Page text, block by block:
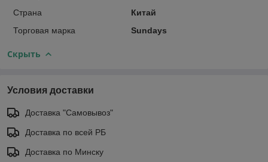
Страна
Китай
Торговая марка
Sundays
Скрыть
Условия доставки
Доставка "Самовывоз"
Доставка по всей РБ
Доставка по Минску